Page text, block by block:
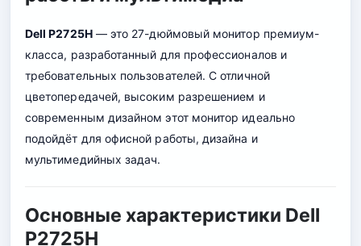
Dell P2725H— это 27-дюймовый монитор премиум-
класса, разработанный для профессионалов и
требовательных пользователей. С отличной
цветопередачей, высоким разрешением и
современным дизайном этот монитор идеально
подойдёт для офисной работы, дизайна и
мультимедийных задач.
Основные характеристики Dell
P2725H